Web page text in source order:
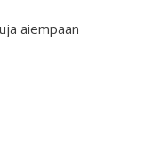
aiempaan